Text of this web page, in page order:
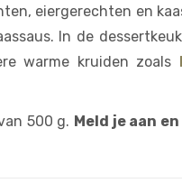
eiergerechten en
In de
warme kruiden zoals
500 g. Meld je aan